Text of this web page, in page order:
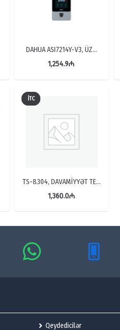
DAHUA ASI7214Y-V3, ÜZ…
1,254.9₼
İTC
TS-8304, DAVAMİYYƏT TE…
1,360.0₼
Qeydedicilər